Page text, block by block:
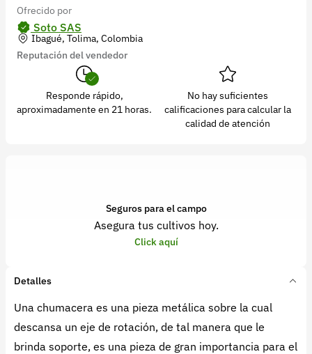
Ofrecido por
Soto SAS
Ibagué, Tolima, Colombia
Reputación del vendedor
Responde rápido,
aproximadamente en 21 horas.
No hay suficientes
calificaciones para calcular la
calidad de atención
Seguros para el campo
Asegura tus cultivos hoy.
Click aquí
Detalles
Una chumacera es una pieza metálica sobre la cual
descansa un eje de rotación, de tal manera que le
brinda soporte, es una pieza de gran importancia para el
Versión 5.45.0
Síguenos